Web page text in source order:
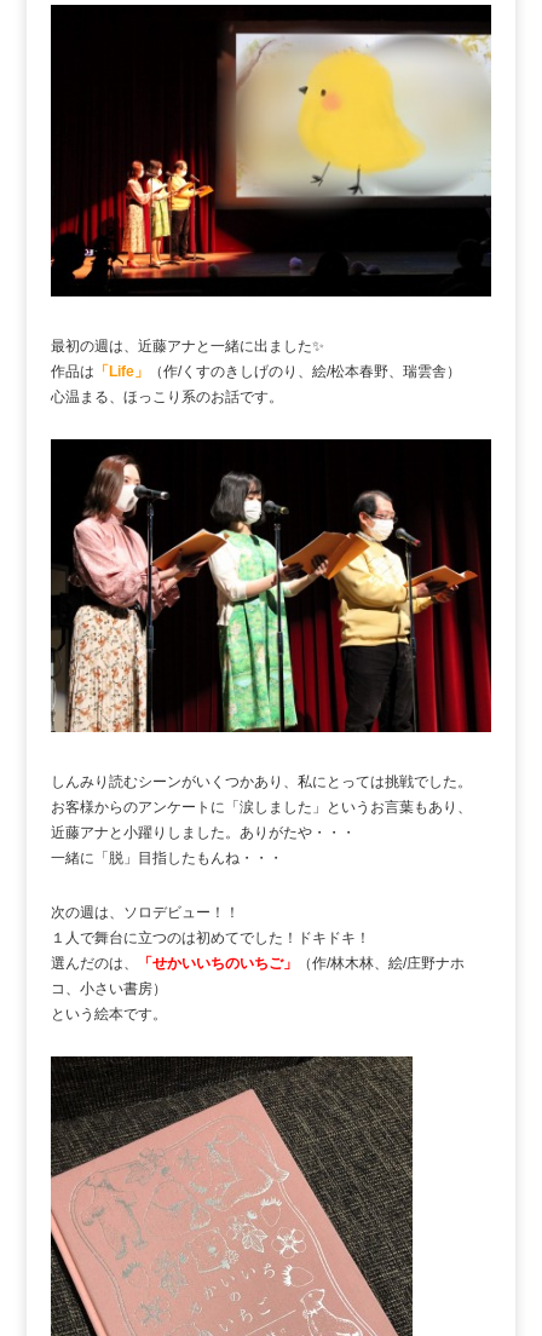
最初の週は、近藤アナと一緒に出ました✨
作品は 「Life」
（作/くすのきしげのり、絵/松本春野、瑞雲舎）
心温まる、ほっこり系のお話です。
しんみり読むシーンがいくつかあり、私にとっては挑戦でした。
お客様からのアンケートに「涙しました」というお言葉もあり、
近藤アナと小躍りしました。ありがたや・・・
一緒に「脱」目指したもんね・・・
次の週は、ソロデビュー！！
１人で舞台に立つのは初めてでした！ドキドキ！
選んだのは、
「せかいいちのいちご」
（作/林木林、絵/庄野ナホ
コ、小さい書房）
という絵本です。